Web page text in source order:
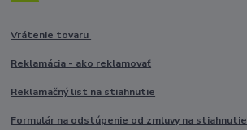
Vrátenie tovaru
Reklamácia - ako reklamovať
Reklamačný list na stiahnutie
Formulár na odstúpenie od zmluvy na stiahnutie